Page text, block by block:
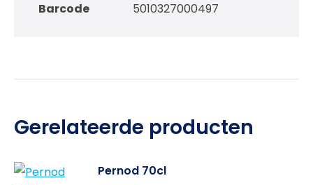
Barcode 5010327000497
Gerelateerde producten
Pernod 70cl